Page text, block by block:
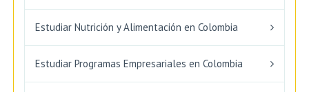
Estudiar Nutrición y Alimentación en Colombia
Estudiar Programas Empresariales en Colombia